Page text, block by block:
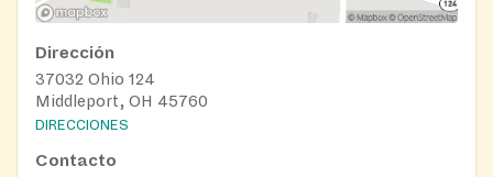
Dirección
37032 Ohio 124
Middleport, OH 45760
DIRECCIONES
Contacto